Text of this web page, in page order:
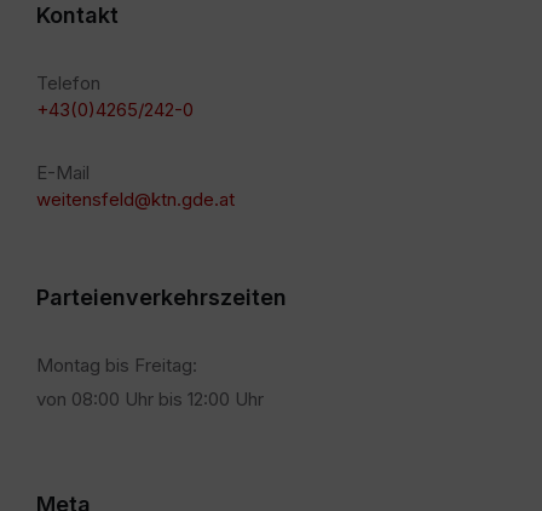
Kontakt
Telefon
+43(0)4265/242-0
E-Mail
weitensfeld@ktn.gde.at
Parteienverkehrszeiten
Montag bis Freitag:
von 08:00 Uhr bis 12:00 Uhr
Meta